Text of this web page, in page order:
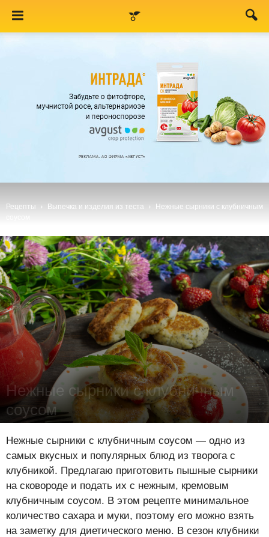
Рецепты Выпечка и изделия из теста
Нежные сырники с клубничным
Нежные сырники с клубничным
соусом
Нежные сырники с клубничным соусом — одно из
самых вкусных и популярных блюд из творога с
клубникой. Предлагаю приготовить пышные сырники
на сковороде и подать их с нежным, кремовым
клубничным соусом. В этом рецепте минимальное
количество сахара и муки, поэтому его можно взять
на заметку для диетического меню. В сезон клубники